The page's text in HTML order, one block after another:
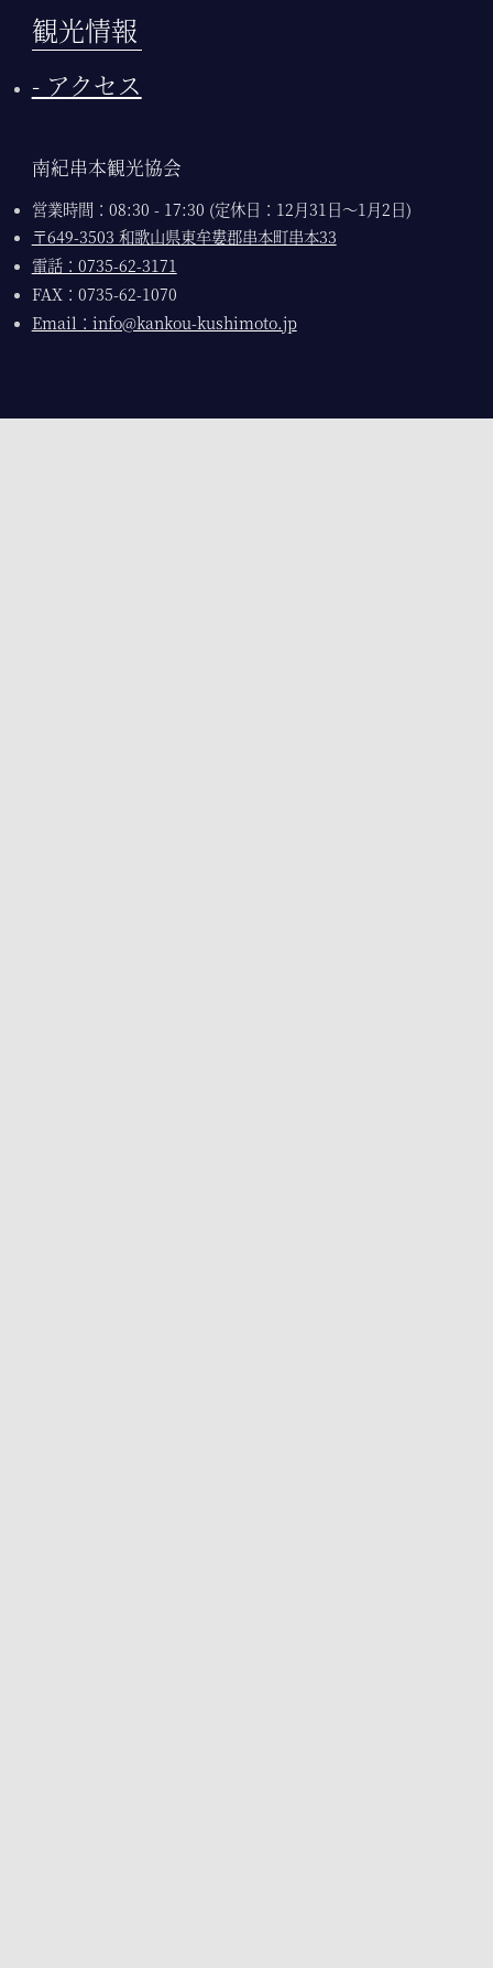
観光情報
- アクセス
南紀串本観光協会
営業時間：08:30 - 17:30 (定休日：12月31日〜1月2日)
〒649-3503 和歌山県東牟婁郡串本町串本33
電話：0735-62-3171
FAX：0735-62-1070
Email：info@kankou-kushimoto.jp